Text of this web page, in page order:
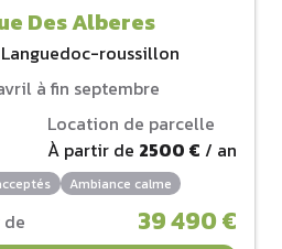
Des Alberes
Languedoc-roussillon
à fin septembre
Location de parcelle
À partir de 2500 € / an
Ambiance calme
39 490 €